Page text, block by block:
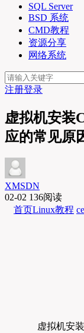
SQL Server
BSD 系统
CMD教程
资源分享
网络系统
注册登录
虚拟机安装
应的常见原
XMSDN
02-02 136阅读
首页Linux教程
虚拟机安